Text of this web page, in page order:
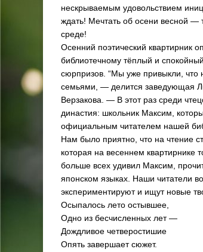
нескрываемым удовольствием
ждать! Мечтать об осени весной —
среде!
Осенний поэтический квартирник
библиотечному тёплый и
сюрпризов. “Мы уже привыкли, что
семьями, — делится заведующая
Верзакова. — В этот раз среди
династия: школьник Максим,
официальным читателем нашей
Нам было приятно, что на чтение
которая на весеннем квартирнике
больше всех удивил Максим,
японском языках. Наши читатели
экспериментируют и ищут новые
Осыпалось лето остывшее,
Одно из бесчисленных лет —
Дождливое четверостишие
Опять завершает сюжет.